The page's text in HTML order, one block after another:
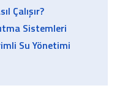
Çalışır?
Sistemleri
Su Yönetimi